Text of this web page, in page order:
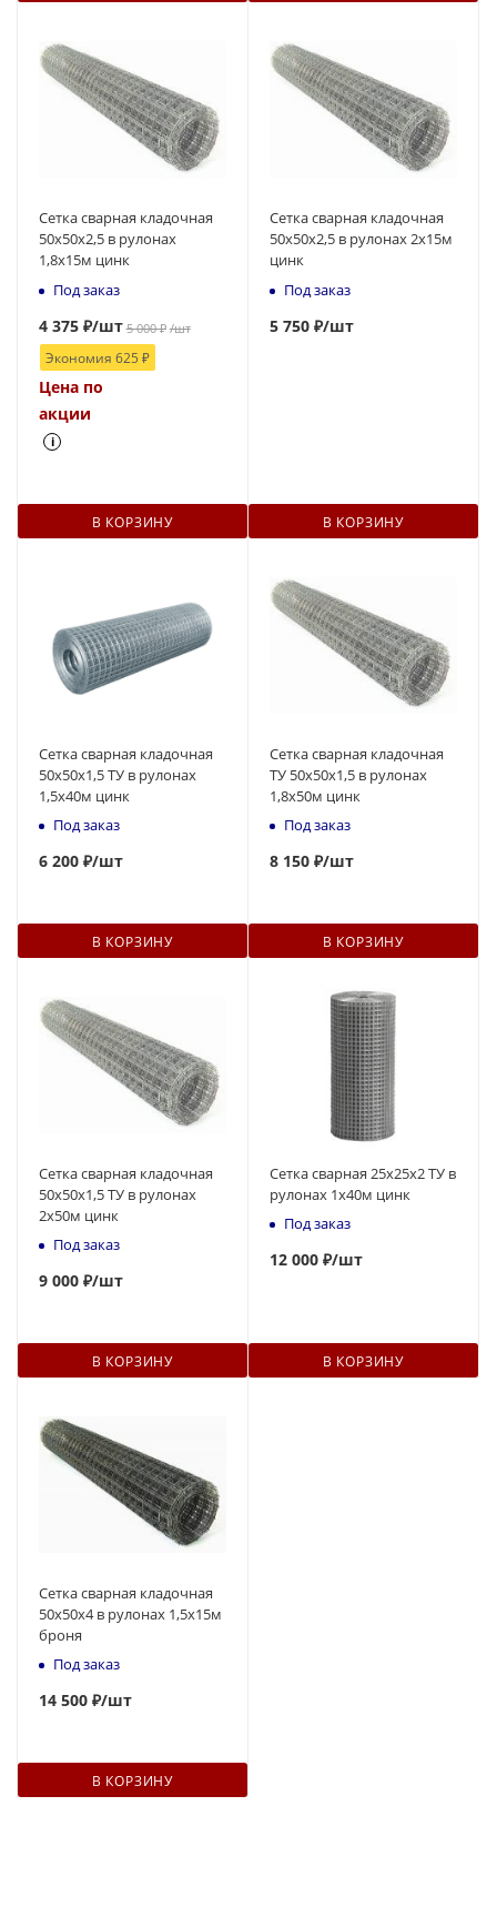
Сетка сварная кладочная
50x50х2,5 в рулонах
1,8х15м цинк
Под заказ
5 000₽ /шт
4 375 ₽/шт
Экономия 625 ₽
Цена по
акции
i
В КОРЗИНУ
Сетка сварная кладочная
50x50х2,5 в рулонах 2х15м
цинк
Под заказ
5 750 ₽/шт
В КОРЗИНУ
Сетка сварная кладочная
50х50х1,5 ТУ в рулонах
1,5х40м цинк
Под заказ
6 200 ₽/шт
В КОРЗИНУ
Сетка сварная кладочная
ТУ 50х50х1,5 в рулонах
1,8х50м цинк
Под заказ
8 150 ₽/шт
В КОРЗИНУ
Сетка сварная кладочная
50х50х1,5 ТУ в рулонах
2х50м цинк
Под заказ
9 000 ₽/шт
В КОРЗИНУ
Сетка сварная 25х25х2 ТУ в
рулонах 1х40м цинк
Под заказ
12 000 ₽/шт
В КОРЗИНУ
Сетка сварная кладочная
50x50х4 в рулонах 1,5х15м
броня
Под заказ
14 500 ₽/шт
В КОРЗИНУ